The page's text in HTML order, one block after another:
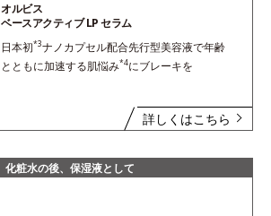
オルビス
ベースアクティブ LP セラム
日本初*3ナノカプセル配合先行型美容液で年齢
とともに加速する肌悩み*4にブレーキを
詳しくはこちら
化粧水の後、保湿液として